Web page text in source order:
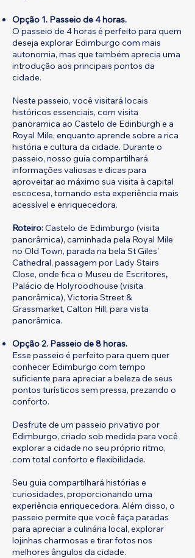
Opção 1. Passeio de 4 horas.
O passeio de 4 horas é perfeito para quem
deseja explorar Edimburgo com mais
autonomia, mas que também aprecia uma
introdução aos principais pontos da
cidade.
Neste passeio, você visitará locais
históricos essenciais, com visita
panoramica ao Castelo de Edinburgh e a
Royal Mile, enquanto aprende sobre a rica
história e cultura da cidade. Durante o
passeio, nosso guia compartilhará
informações valiosas e dicas para
aproveitar ao máximo sua visita à capital
escocesa, tornando esta experiência mais
acessível e enriquecedora.
Roteiro:Castelo de Edimburgo (visita
panorâmica), caminhada pela Royal Mile
no Old Town, parada na bela St Giles'
Cathedral, passagem por Lady Stairs
Close, onde fica o Museu de Escritores,
Palácio de Holyroodhouse (visita
panorâmica), Victoria Street &
Grassmarket, Calton Hill, para vista
panorâmica.
Opção 2. Passeio de 8 horas.
Esse passeio é perfeito para quem quer
conhecer Edimburgo com tempo
suficiente para apreciar a beleza de seus
pontos turísticos sem pressa, prezando o
conforto.
Desfrute de um passeio privativo por
Edimburgo, criado sob medida para você
explorar a cidade no seu próprio ritmo,
com total conforto e flexibilidade.
Seu guia compartilhará histórias e
curiosidades, proporcionando uma
experiência enriquecedora. Além disso, o
passeio permite que você faça paradas
para apreciar a culinária local, explorar
lojinhas charmosas e tirar fotos nos
melhores ângulos da cidade.